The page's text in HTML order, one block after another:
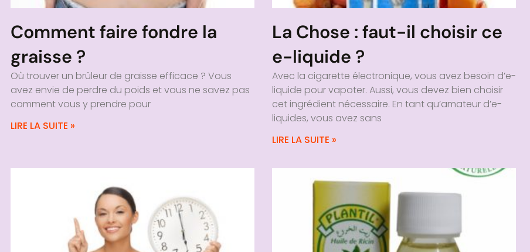
Comment faire fondre la
graisse ?
Où trouver un brûleur de graisse efficace ? Vous
avez envie de perdre du poids et vous ne savez pas
comment vous y prendre pour
LIRE LA SUITE »
La Chose : faut-il choisir ce
e-liquide ?
Avec la cigarette électronique, vous avez besoin d’e-
liquide pour vapoter. Aussi, vous devez bien choisir
cet ingrédient nécessaire. En tant qu’amateur d’e-
liquides, vous avez sans
LIRE LA SUITE »